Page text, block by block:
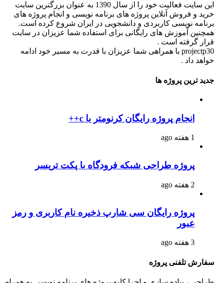
این سایت فعالیت خود را از سال 1390 به عنوان بزرگترین سایت
خرید و فروش آنلاین پروژه های برنامه نویسی و انجام پروژه های
برنامه نویسی کاربردی و دانشجویی در ایران شروع کرده است.
همچنین آموزش های رایگانی برای استفاده شما عزیزان در سایت
قرار گرفته است .
projectp30 با همراهی شما عزیزان با قدرت به مسیر خود ادامه
خواهد داد .
جدید ترین پروژه ها
انجام پروژه رایگان کرنومتر با c++
1 هفته ago
پروژه طراحی شبکه فرودگاه با پکت تریسر
2 هفته ago
پروژه رایگان سی شارپ ذخیره نام کاربری و رمز
عبور
3 هفته ago
سفارش تلفنی پروژه